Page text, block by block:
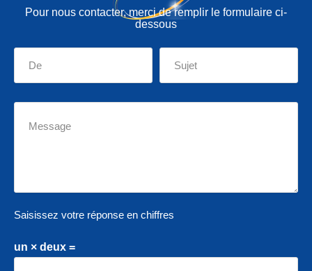
Pour nous contacter, merci de remplir le formulaire ci-
dessous
Saisissez votre réponse en chiffres
un × deux =